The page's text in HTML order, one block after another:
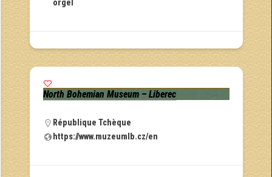
orgel
North Bohemian Museum – Liberec
République Tchèque
https://www.muzeumlb.cz/en